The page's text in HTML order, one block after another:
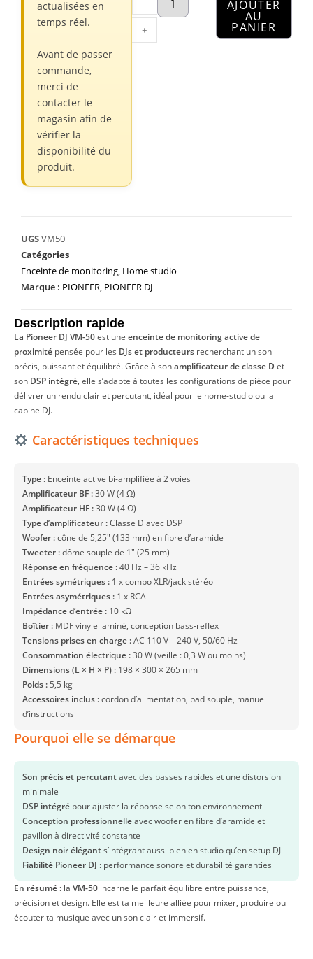
actualisées en
temps réel.
Avant de passer
commande,
merci de
contacter le
magasin afin de
vérifier la
disponibilité du
produit.
+
AJOUTER
AU
PANIER
UGSVM50
Catégories
Enceinte de monitoring, Home studio
Marque : PIONEER, PIONEER DJ
Description rapide
La Pioneer DJ VM-50est une enceinte de monitoring active de
proximité pensée pour les DJs et producteurs recherchant un son
précis, puissant et équilibré. Grâce à sonamplificateur de classe D et
son DSP intégré, elle s’adapte à toutes les configurations de pièce pour
délivrer un rendu clair et percutant, idéal pour le home-studio ou la
cabine DJ.
Caractéristiques techniques
Type : Enceinte active bi-amplifiée à 2 voies
Amplificateur BF :30 W (4 Ω)
Amplificateur HF :30 W (4 Ω)
Type d’amplificateur :Classe D avec DSP
Woofer :cône de 5,25″ (133 mm) en fibre d’aramide
Tweeter :dôme souple de 1″ (25 mm)
Réponse en fréquence :40 Hz – 36 kHz
Entrées symétriques : 1 x combo XLR/jack stéréo
Entrées asymétriques : 1 x RCA
Impédance d’entrée : 10 kΩ
Boîtier : MDF vinyle laminé, conception bass-reflex
Tensions prises en charge :AC 110 V – 240 V, 50/60 Hz
Consommation électrique :30 W (veille : 0,3 W ou moins)
Dimensions (L × H × P) : 198 × 300 × 265 mm
Poids : 5,5 kg
Accessoires inclus :cordon d’alimentation, pad souple, manuel
d’instructions
Pourquoi elle se démarque
Son précis et percutantavec des basses rapides et une distorsion
minimale
DSP intégré pour ajuster la réponse selon ton environnement
Conception professionnelleavec woofer en fibre d’aramide et
pavillon à directivité constante
Design noir élégants’intégrant aussi bien en studio qu’en setup DJ
Fiabilité Pioneer DJ : performance sonore et durabilité garanties
En résumé : la VM-50 incarne le parfait équilibre entre puissance,
précision et design. Elle est ta meilleure alliée pour mixer, produire ou
écouter ta musique avec un son clair et immersif.